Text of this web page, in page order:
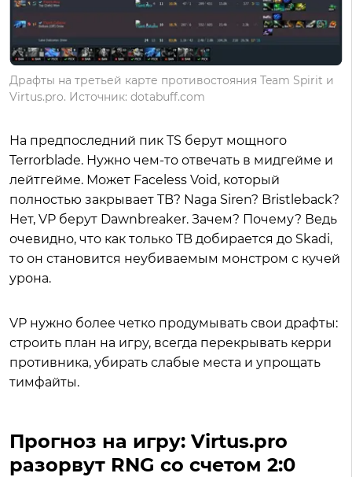
Драфты на третьей карте противостояния Team Spirit и
Virtus.pro. Источник: dotabuff.com
На предпоследний пик TS берут мощного
Terrorblade. Нужно чем-то отвечать в мидгейме и
лейтгейме. Может Faceless Void, который
полностью закрывает TB? Naga Siren? Bristleback?
Нет, VP берут Dawnbreaker. Зачем? Почему? Ведь
очевидно, что как только TB добирается до Skadi,
то он становится неубиваемым монстром с кучей
урона.
VP нужно более четко продумывать свои драфты:
строить план на игру, всегда перекрывать керри
противника, убирать слабые места и упрощать
тимфайты.
Прогноз на игру: Virtus.pro
разорвут RNG со счетом 2:0